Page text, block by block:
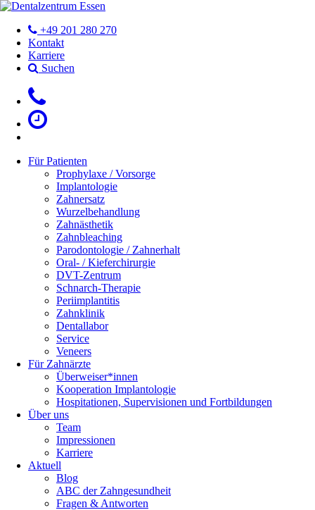
+49 201 280 270
Kontakt
Karriere
Suchen
Für Patienten
Prophylaxe / Vorsorge
Implantologie
Zahnersatz
Wurzelbehandlung
Zahnästhetik
Zahnbleaching
Parodontologie / Zahnerhalt
Oral- / Kieferchirurgie
DVT-Zentrum
Schnarch-Therapie
Periimplantitis
Zahnklinik
Dentallabor
Service
Veneers
Für Zahnärzte
Überweiser*innen
Kooperation Implantologie
Hospitationen, Supervisionen und Fortbildungen
Über uns
Team
Impressionen
Karriere
Aktuell
Blog
ABC der Zahngesundheit
Fragen & Antworten